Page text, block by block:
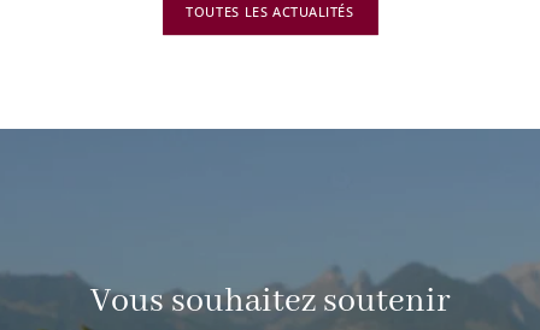
TOUTES LES ACTUALITÉS
Vous souhaitez soutenir